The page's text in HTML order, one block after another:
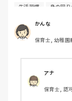
あとは感染症
て発信するの
と、うがいのと
けれど園庭で遊
いれる子もい
先生たちはダイ
ップなんだろう
皆さんの園は水
生活習慣 身の回
かんな
保育士, 幼稚園
アナ
保育士, 認